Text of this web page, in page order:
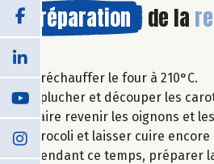
Préparation de la
Préchauffer le four à 210°C.
Eplucher et découper les
Faire revenir les oignons et
brocoli et laisser cuire
Pendant ce temps, préparer